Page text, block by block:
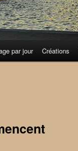
par jour Créations